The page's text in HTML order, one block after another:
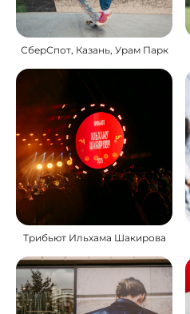
СберСпот, Казань, Урам Парк
Трибьют Ильхама Шакирова